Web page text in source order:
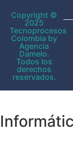
Copyright ©
2025
Tecnoprocesos
Colombia by
Agencia
Damelo.
Todos los
derechos
reservados.